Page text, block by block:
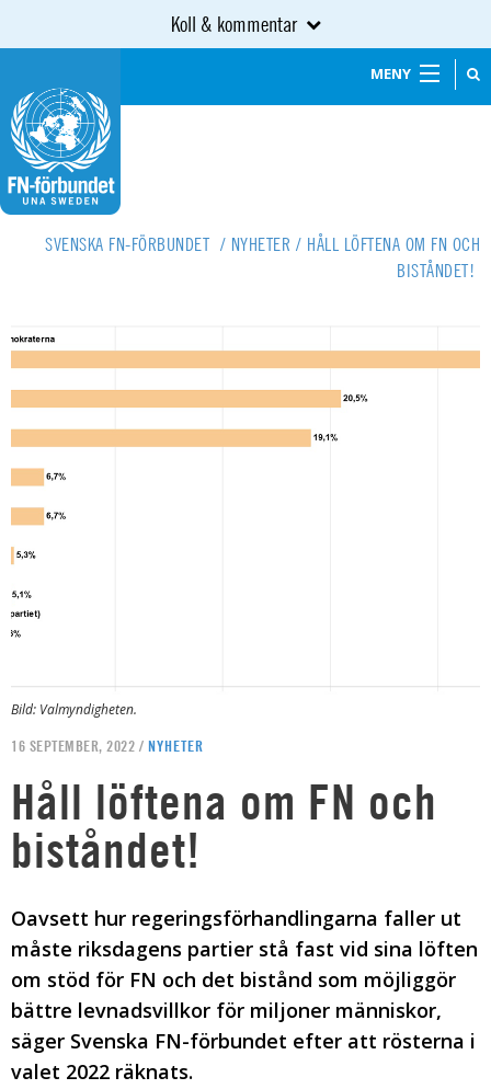
Koll & kommentar
MENY
SVENSKA FN-FÖRBUNDET / NYHETER / HÅLL LÖFTENA OM FN OCH
BISTÅNDET!
Bild: Valmyndigheten.
16 SEPTEMBER, 2022 / NYHETER
Håll löftena om FN och
biståndet!
Oavsett hur regeringsförhandlingarna faller ut
måste riksdagens partier stå fast vid sina löften
om stöd för FN och det bistånd som möjliggör
bättre levnadsvillkor för miljoner människor,
säger Svenska FN-förbundet efter att rösterna i
valet 2022 räknats.